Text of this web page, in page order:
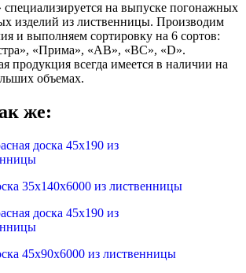
на выпуске погонажных
изделий из лиственницы. Производим
и выполняем сортировку на 6 сортов:
«Прима», «АВ», «ВС», «D».
продукция всегда имеется в наличии на
объемах.
же:
35х140х6000 из лиственницы
45х90х6000 из лиственницы